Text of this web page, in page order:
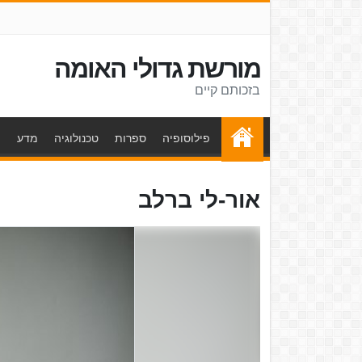
מורשת גדולי האומה
בזכותם קיים
פילוסופיה ספרות טכנולוגיה מדע
אור-לי ברלב